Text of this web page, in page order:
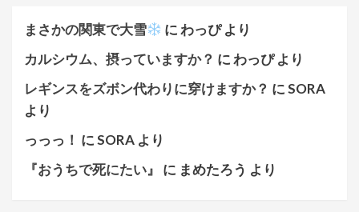
まさかの関東で大雪 に わっぴより
カルシウム、摂っていますか？ に わっぴより
レギンスをズボン代わりに穿けますか？ にSORA
より
っっっ！ にSORA より
『おうちで死にたい』
に まめたろう より